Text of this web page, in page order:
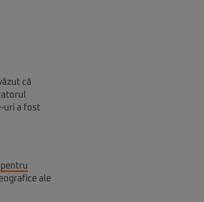
că
uri a fost
pentru
ale